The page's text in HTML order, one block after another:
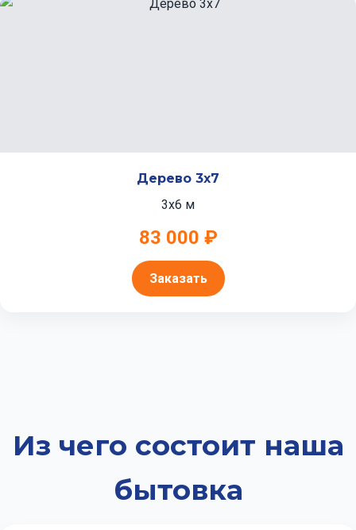
Дерево 3x7
3x6 м
83 000 ₽
Заказать
Из чего состоит наша
бытовка